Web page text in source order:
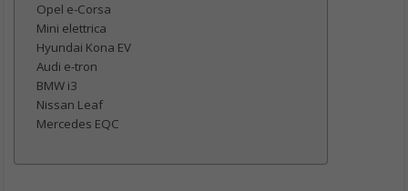
Opel e-Corsa
Mini elettrica
Hyundai Kona EV
Audi e-tron
BMW i3
Nissan Leaf
Mercedes EQC